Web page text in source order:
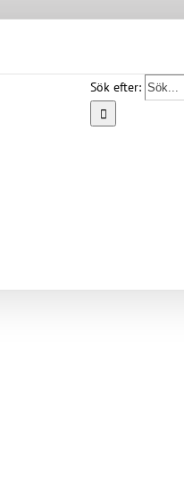
Sök efter: